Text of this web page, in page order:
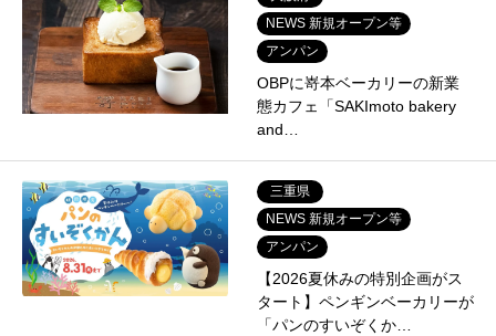
NEWS 新規オープン等
アンパン
OBPに嵜本ベーカリーの新業
態カフェ「SAKImoto bakery
and…
三重県
NEWS 新規オープン等
アンパン
【2026夏休みの特別企画がス
タート】ペンギンベーカリーが
「パンのすいぞくか…